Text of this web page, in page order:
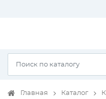
Главная Каталог